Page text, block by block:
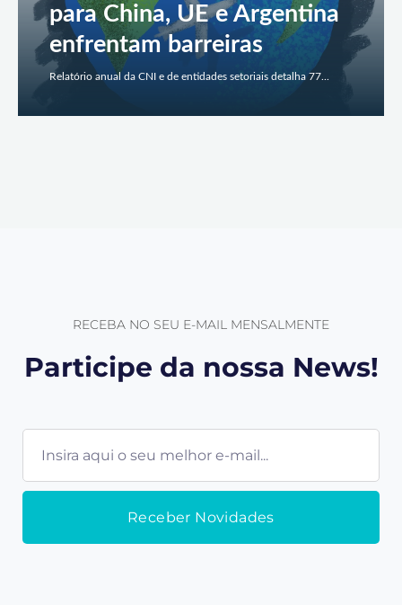
para China, UE e Argentina
enfrentam barreiras
Relatório anual da CNI e de entidades setoriais detalha 77...
RECEBA NO SEU E-MAIL MENSALMENTE
Participe da nossa News!
Receber Novidades